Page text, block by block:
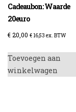
Cadeaubon: Waarde
20euro
€20,00 € 16,53 ex. BTW
Toevoegen aan
winkelwagen